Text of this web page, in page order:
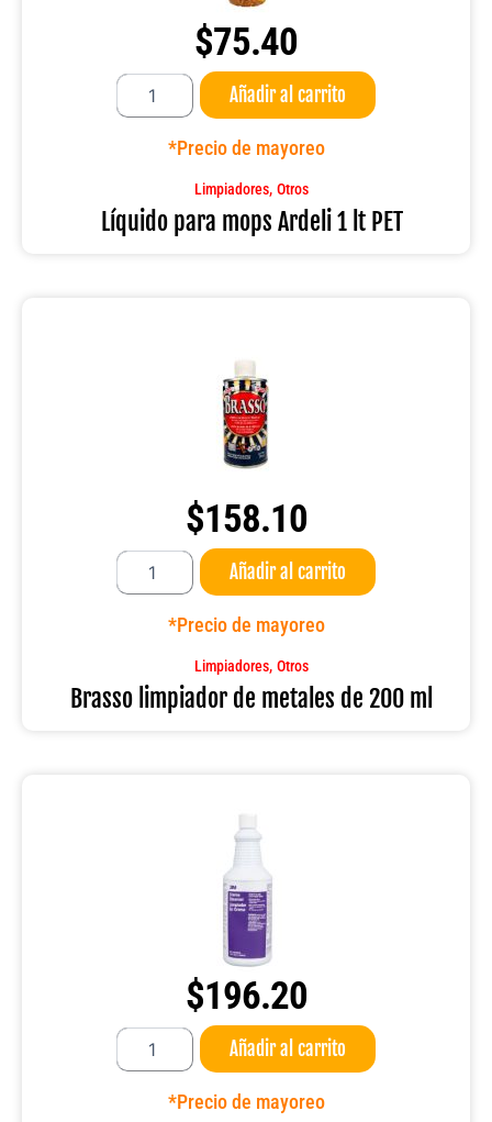
$75.40
Líquido
mops
PET
cantidad
Añadir al carrito
*Precio de mayoreo
Limpiadores, Otros
Líquido para mops Ardeli 1 lt PET
$158.10
Brasso
limpiador
de
cantidad
Añadir al carrito
*Precio de mayoreo
Limpiadores, Otros
Brasso limpiador de metales de 200 ml
$196.20
Crema
limpiadora
3M
Añadir al carrito
*Precio de mayoreo